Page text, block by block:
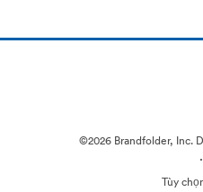
©2026 Brandfolder, Inc.
·
Tùy